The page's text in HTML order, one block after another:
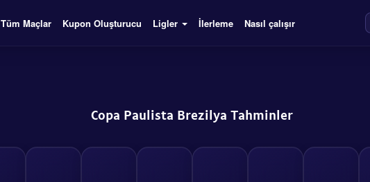
Tüm Maçlar Kupon Oluşturucu Ligler İlerleme Nasıl çalışır
Copa Paulista Brezilya Tahminler